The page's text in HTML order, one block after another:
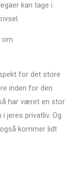
kan tage i
om
for det store
inden for den
har været en stor
jeres privatliv. Og
kommer lidt